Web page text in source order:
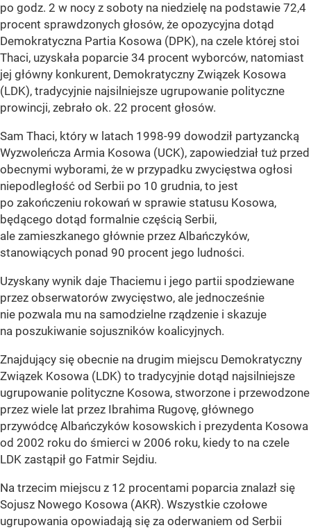
po godz. 2 w nocy z soboty na niedzielę na podstawie 72,4
procent sprawdzonych głosów, że opozycyjna dotąd
Demokratyczna Partia Kosowa (DPK), na czele której stoi
Thaci, uzyskała poparcie 34 procent wyborców, natomiast
jej główny konkurent, Demokratyczny Związek Kosowa
(LDK), tradycyjnie najsilniejsze ugrupowanie polityczne
prowincji, zebrało ok. 22 procent głosów.
Sam Thaci, który w latach 1998-99 dowodził partyzancką
Wyzwoleńcza Armia Kosowa (UCK), zapowiedział tuż przed
obecnymi wyborami, że w przypadku zwycięstwa ogłosi
niepodległość od Serbii po 10 grudnia, to jest
po zakończeniu rokowań w sprawie statusu Kosowa,
będącego dotąd formalnie częścią Serbii,
ale zamieszkanego głównie przez Albańczyków,
stanowiących ponad 90 procent jego ludności.
Uzyskany wynik daje Thaciemu i jego partii spodziewane
przez obserwatorów zwycięstwo, ale jednocześnie
nie pozwala mu na samodzielne rządzenie i skazuje
na poszukiwanie sojuszników koalicyjnych.
Znajdujący się obecnie na drugim miejscu Demokratyczny
Związek Kosowa (LDK) to tradycyjnie dotąd najsilniejsze
ugrupowanie polityczne Kosowa, stworzone i przewodzone
przez wiele lat przez Ibrahima Rugovę, głównego
przywódcę Albańczyków kosowskich i prezydenta Kosowa
od 2002 roku do śmierci w 2006 roku, kiedy to na czele
LDK zastąpił go Fatmir Sejdiu.
Na trzecim miejscu z 12 procentami poparcia znalazł się
Sojusz Nowego Kosowa (AKR). Wszystkie czołowe
ugrupowania opowiadają się za oderwaniem od Serbii